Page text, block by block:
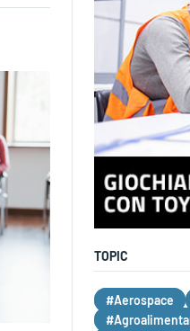
TOPIC
#Aerospace